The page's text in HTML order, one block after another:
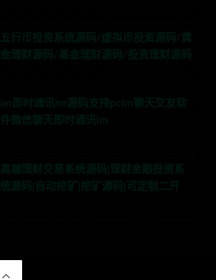
五行币投资系统源码/虚拟币投资源码/黄
金理财源码/基金理财源码/投资理财源码
im即时通讯im源码支持pcim聊天交友软
件微信聊天即时通讯im
高端理财交易系统源码|理财金融投资系
统源码|自动挖矿|挖矿源码|可定制二开